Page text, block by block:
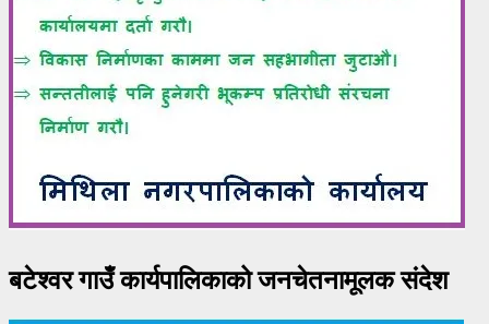
बटेश्वर गाउँ कार्यपालिकाको जनचेतनामूलक संदेश